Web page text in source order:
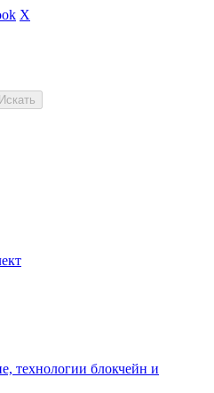
X
технологии блокчейн и